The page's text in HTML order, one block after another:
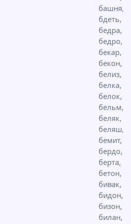
башня,
бдеть,
бедра,
бедро,
бекар,
бекон,
белиз,
белка,
белок,
бельм,
беляк,
беляш,
бемит,
бердо,
берта,
бетон,
бивак,
бидон,
бизон,
билан,